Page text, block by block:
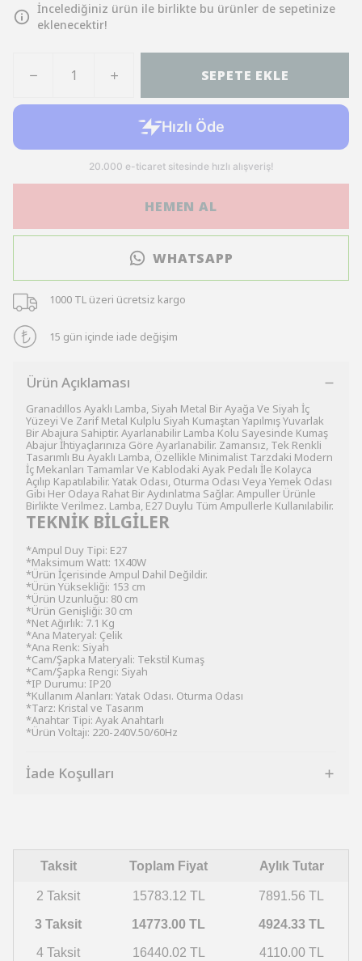
İncelediğiniz ürün ile birlikte bu ürünler de sepetinize
eklenecektir!
SEPETE EKLE
HEMEN AL
WHATSAPP
1000 TL üzeri ücretsiz kargo
15 gün içinde iade değişim
Ürün Açıklaması
Granadıllos Ayaklı Lamba, Siyah Metal Bir Ayağa Ve Siyah İç
Yüzeyi Ve Zarif Metal Kulplu Siyah Kumaştan Yapılmış Yuvarlak
Bir Abajura Sahiptir. Ayarlanabilir Lamba Kolu Sayesinde Kumaş
Abajur İhtiyaçlarınıza Göre Ayarlanabilir. Zamansız, Tek Renkli
Tasarımlı Bu Ayaklı Lamba, Özellikle Minimalist Tarzdaki Modern
İç Mekanları Tamamlar Ve Kablodaki Ayak Pedalı İle Kolayca
Açılıp Kapatılabilir. Yatak Odası, Oturma Odası Veya Yemek Odası
Gibi Her Odaya Rahat Bir Aydınlatma Sağlar. Ampuller Ürünle
Birlikte Verilmez. Lamba, E27 Duylu Tüm Ampullerle Kullanılabilir.
TEKNİK BİLGİLER
*Ampul Duy Tipi: E27
*Maksimum Watt: 1X40W
*Ürün İçerisinde Ampul Dahil Değildir.
*Ürün Yüksekliği: 153 cm
*Ürün Uzunluğu: 80 cm
*Ürün Genişliği: 30 cm
*Net Ağırlık: 7.1 Kg
*Ana Materyal: Çelik
*Ana Renk: Siyah
*Cam/Şapka Materyali: Tekstil Kumaş
*Cam/Şapka Rengi: Siyah
*IP Durumu: IP20
*Kullanım Alanları: Yatak Odası. Oturma Odası
*Tarz: Kristal ve Tasarım
*Anahtar Tipi: Ayak Anahtarlı
*Ürün Voltajı: 220-240V.50/60Hz
İade Koşulları
Taksit Toplam Fiyat Aylık Tutar
2 Taksit 15783.12 TL 7891.56 TL
3 Taksit 14773.00 TL 4924.33 TL
4 Taksit 16440.02 TL 4110.00 TL